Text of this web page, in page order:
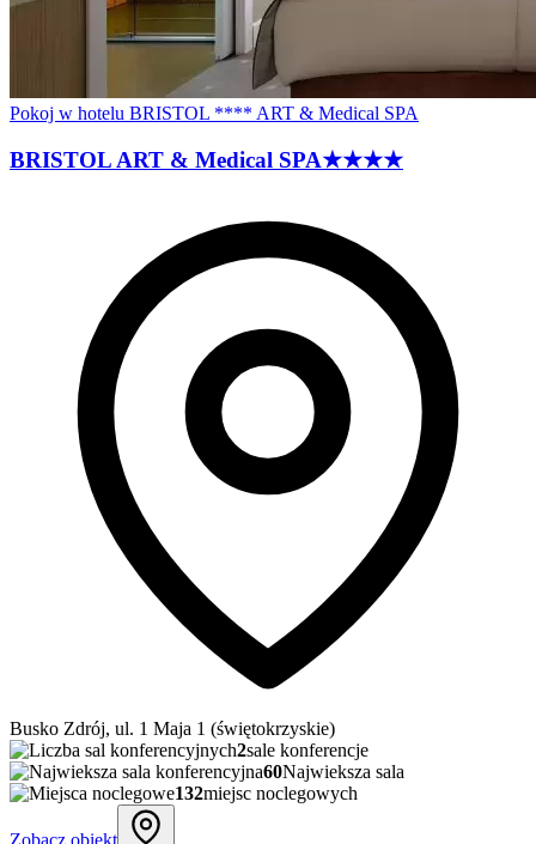
Pokoj w hotelu BRISTOL **** ART & Medical SPA
BRISTOL ART & Medical SPA★★★★
Busko Zdrój, ul. 1 Maja 1 (świętokrzyskie)
2sale konferencje
60Najwieksza sala
132miejsc noclegowych
Zobacz obiekt